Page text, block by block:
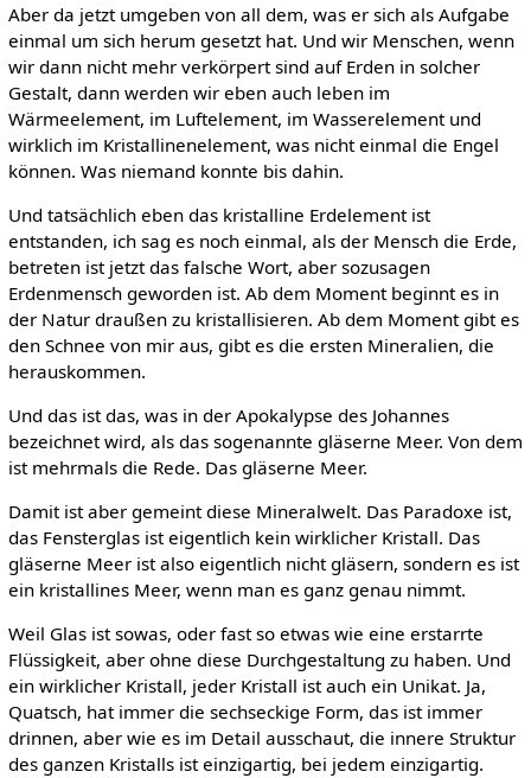
Aber da jetzt umgeben von all dem, was er sich als Aufgabe
einmal um sich herum gesetzt hat. Und wir Menschen, wenn
wir dann nicht mehr verkörpert sind auf Erden in solcher
Gestalt, dann werden wir eben auch leben im
Wärmeelement, im Luftelement, im Wasserelement und
wirklich im Kristallinenelement, was nicht einmal die Engel
können. Was niemand konnte bis dahin.
Und tatsächlich eben das kristalline Erdelement ist
entstanden, ich sag es noch einmal, als der Mensch die Erde,
betreten ist jetzt das falsche Wort, aber sozusagen
Erdenmensch geworden ist. Ab dem Moment beginnt es in
der Natur draußen zu kristallisieren. Ab dem Moment gibt es
den Schnee von mir aus, gibt es die ersten Mineralien, die
herauskommen.
Und das ist das, was in der Apokalypse des Johannes
bezeichnet wird, als das sogenannte gläserne Meer. Von dem
ist mehrmals die Rede. Das gläserne Meer.
Damit ist aber gemeint diese Mineralwelt. Das Paradoxe ist,
das Fensterglas ist eigentlich kein wirklicher Kristall. Das
gläserne Meer ist also eigentlich nicht gläsern, sondern es ist
ein kristallines Meer, wenn man es ganz genau nimmt.
Weil Glas ist sowas, oder fast so etwas wie eine erstarrte
Flüssigkeit, aber ohne diese Durchgestaltung zu haben. Und
ein wirklicher Kristall, jeder Kristall ist auch ein Unikat. Ja,
Quatsch, hat immer die sechseckige Form, das ist immer
drinnen, aber wie es im Detail ausschaut, die innere Struktur
des ganzen Kristalls ist einzigartig, bei jedem einzigartig.